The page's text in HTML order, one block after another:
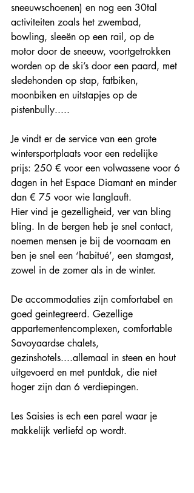
sneeuwschoenen) en nog een 30tal
activiteiten zoals het zwembad,
bowling, sleeën op een rail, op de
motor door de sneeuw, voortgetrokken
worden op de ski’s door een paard, met
sledehonden op stap, fatbiken,
moonbiken en uitstapjes op de
pistenbully.....
Je vindt er de service van een grote
wintersportplaats voor een redelijke
prijs: 250 € voor een volwassene voor 6
dagen in het Espace Diamant en minder
dan € 75 voor wie langlauft.
Hier vind je gezelligheid, ver van bling
bling. In de bergen heb je snel contact,
noemen mensen je bij de voornaam en
ben je snel een ‘habitué’, een stamgast,
zowel in de zomer als in de winter.
De accommodaties zijn comfortabel en
goed geintegreerd. Gezellige
appartementencomplexen, comfortable
Savoyaardse chalets,
gezinshotels....allemaal in steen en hout
uitgevoerd en met puntdak, die niet
hoger zijn dan 6 verdiepingen.
Les Saisies is ech een parel waar je
makkelijk verliefd op wordt.